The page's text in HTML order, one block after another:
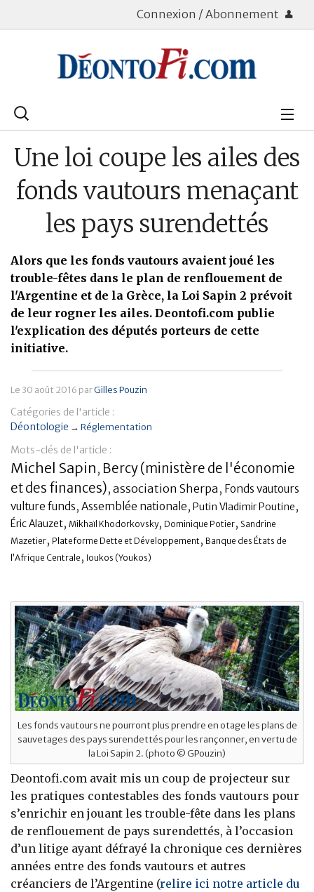
Connexion / Abonnement
Rechercher
Déontologie
Bourse
Patrimoine
Immobilier
Banque
Une loi coupe les ailes des
fonds vautours menaçant
les pays surendettés
Alors que les fonds vautours avaient joué les
trouble-fêtes dans le plan de renflouement de
l'Argentine et de la Grèce, la Loi Sapin 2 prévoit
de leur rogner les ailes. Deontofi.com publie
l'explication des députés porteurs de cette
initiative.
Le 30 août 2016 parGilles Pouzin
Catégories de l'article :
Déontologie → Réglementation
Mots-clés de l'article :
Michel Sapin , Bercy (ministère de l'économie
et des finances), association Sherpa , Fonds vautours
vulture funds, Assemblée nationale, Putin Vladimir Poutine,
Éric Alauzet, Mikhaïl Khodorkovsky, Dominique Potier, Sandrine
Mazetier, Plateforme Dette et Développement, Banque des États de
l’Afrique Centrale , Ioukos (Youkos)
Les fonds vautours ne pourront plus prendre en otage les plans de
sauvetages des pays surendettés pour les rançonner, en vertu de
la Loi Sapin 2. (photo © GPouzin)
Deontofi.com avait mis un coup de projecteur sur
les pratiques contestables des fonds vautours pour
s’enrichir en jouant les trouble-fête dans les plans
de renflouement de pays surendettés, à l’occasion
d’un litige ayant défrayé la chronique ces dernières
années entre des fonds vautours et autres
créanciers de l’Argentine (relire ici notre article du